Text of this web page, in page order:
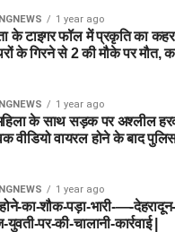
1 year ago
के टाइगर फॉल में प्रकृति का
के गिरने से 2 की मौके पर मौत,
1 year ago
के साथ सड़क पर अश्लील
वीडियो वायरल होने के बाद
1 year ago
का-शौक-पड़ा-भारी-—-
पर-की-चालानी-कार्रवाई |